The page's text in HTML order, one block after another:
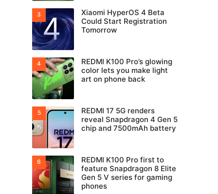
Xiaomi HyperOS 4 Beta
Could Start Registration
Tomorrow
REDMI K100 Pro’s glowing
color lets you make light
art on phone back
REDMI 17 5G renders
reveal Snapdragon 4 Gen 5
chip and 7500mAh battery
REDMI K100 Pro first to
feature Snapdragon 8 Elite
Gen 5 V series for gaming
phones